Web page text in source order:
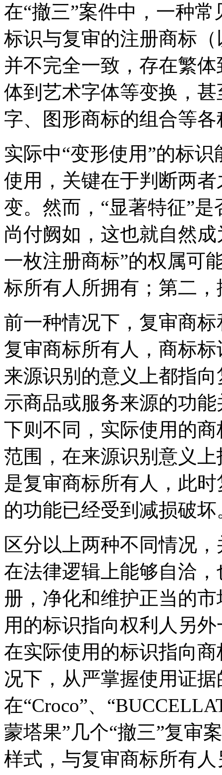
在“撤三”案件中，一种
标识与复审的注册商标
并不完全一致，存在繁
体到艺术字体等变换，
字、图形商标的组合等
实际中“变形使用”的标
使用，关键在于判断两
变。然而，“显著特征”
尚付阙如，这也就自然
一枚注册商标”的权属可
标所有人所拥有；第二
前一种情况下，复审商
复审商标所有人，商标
来源识别的意义上都指
示商品或服务来源的功
下则不同，实际使用的
范围，在来源识别意义
是复审商标所有人，此
的功能已经受到减损破坏
区分以上两种不同情况
在法律逻辑上能够自洽
册，净化和维护正当的
用的标识指向权利人另
在实际使用的标识指向
况下，从严掌握使用证
在“Croco”、
蒙塔果”几个“撤三”复审
样式，与复审商标所有